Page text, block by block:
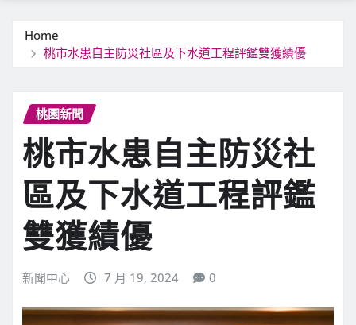
Home
桃市水患自主防災社區及下水道工程評鑑雙獲績優
桃園新聞
桃市水患自主防災社
區及下水道工程評鑑
雙獲績優
新聞中心 7 月 19, 2024 0